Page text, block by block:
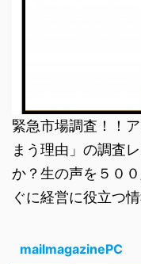
緊急市場調査！！
まう理由」の調査
か？生の声を５０
ぐに経営に役立つ
mailmagazinePC